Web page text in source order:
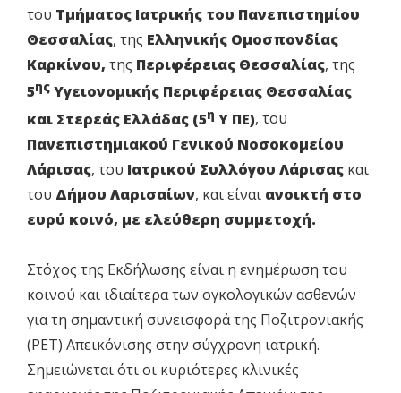
του Τμήματος Ιατρικής του Πανεπιστημίου
Θεσσαλίας, της Ελληνικής Ομοσπονδίας
Καρκίνου, της Περιφέρειας Θεσσαλίας, της
5ης Υγειονομικής Περιφέρειας Θεσσαλίας
και Στερεάς Ελλάδας (5η Υ ΠΕ), του
Πανεπιστημιακού Γενικού Νοσοκομείου
Λάρισας, του Ιατρικού Συλλόγου Λάρισας και
του Δήμου Λαρισαίων, και είναι ανοικτή στο
ευρύ κοινό, με ελεύθερη συμμετοχή.
Στόχος της Εκδήλωσης είναι η ενημέρωση του
κοινού και ιδιαίτερα των ογκολογικών ασθενών
για τη σημαντική συνεισφορά της Ποζιτρονιακής
(PET) Απεικόνισης στην σύγχρονη ιατρική.
Σημειώνεται ότι οι κυριότερες κλινικές